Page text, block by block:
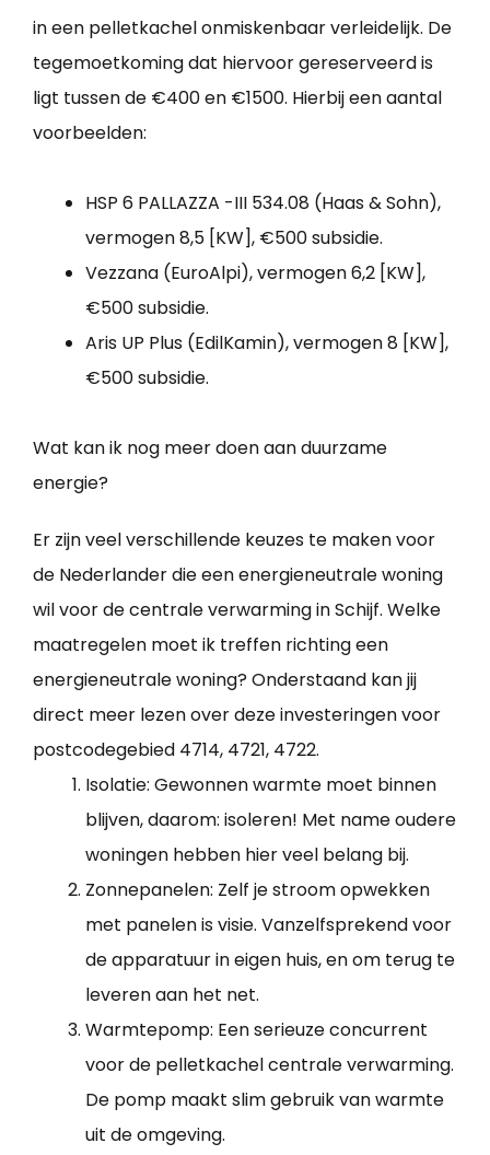
in een pelletkachel onmiskenbaar verleidelijk. De
tegemoetkoming dat hiervoor gereserveerd is
ligt tussen de €400 en €1500. Hierbij een aantal
voorbeelden:
HSP 6 PALLAZZA -III 534.08 (Haas & Sohn),
vermogen 8,5 [KW], €500 subsidie.
Vezzana (EuroAlpi), vermogen 6,2 [KW],
€500 subsidie.
Aris UP Plus (EdilKamin), vermogen 8 [KW],
€500 subsidie.
Wat kan ik nog meer doen aan duurzame
energie?
Er zijn veel verschillende keuzes te maken voor
de Nederlander die een energieneutrale woning
wil voor de centrale verwarming in Schijf. Welke
maatregelen moet ik treffen richting een
energieneutrale woning? Onderstaand kan jij
direct meer lezen over deze investeringen voor
postcodegebied 4714, 4721, 4722.
Isolatie: Gewonnen warmte moet binnen
blijven, daarom: isoleren! Met name oudere
woningen hebben hier veel belang bij.
Zonnepanelen: Zelf je stroom opwekken
met panelen is visie. Vanzelfsprekend voor
de apparatuur in eigen huis, en om terug te
leveren aan het net.
Warmtepomp: Een serieuze concurrent
voor de pelletkachel centrale verwarming.
De pomp maakt slim gebruik van warmte
uit de omgeving.